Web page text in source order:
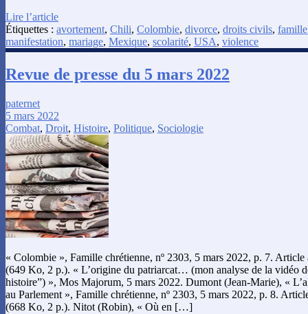
Lire l’article
Étiquettes : avortement, Chili, Colombie, divorce, droits civils, famille
manifestation, mariage, Mexique, scolarité, USA, violence
Revue de presse du 5 mars 2022
paternet
5 mars 2022
Combat, Droit, Histoire, Politique, Sociologie
« Colombie », Famille chrétienne, nº 2303, 5 mars 2022, p. 7.
(649 Ko, 2 p.). « L’origine du patriarcat… (mon analyse de la vidéo
histoire”) », Mos Majorum, 5 mars 2022. Dumont (Jean-Marie), «
au Parlement », Famille chrétienne, nº 2303, 5 mars 2022, p. 8.
(668 Ko, 2 p.). Nitot (Robin), « Où en […]